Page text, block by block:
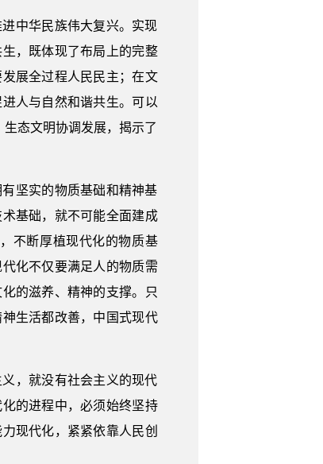
中华民族伟大复兴。实现
，既体现了布局上的完整
展全过程人民民主；在文
人与自然和谐共生。可以
态文明协调发展，揭示了
坚实的物质基础和精神基
基础，就不可能全面建成
不断厚植现代化的物质基
化不仅要满足人的物质需
的滋养、精神的支撑。只
生活都改善，中国式现代
，就没有社会主义的现代
的进程中，必须始终坚持
现代化，紧紧依靠人民创